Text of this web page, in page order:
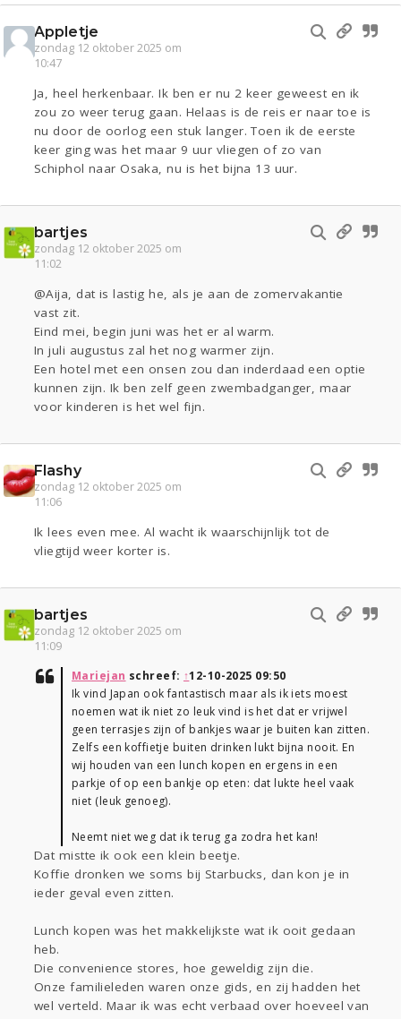
Appletje
zondag 12 oktober 2025 om
10:47
Ja, heel herkenbaar. Ik ben er nu 2 keer geweest en ik
zou zo weer terug gaan. Helaas is de reis er naar toe is
nu door de oorlog een stuk langer. Toen ik de eerste
keer ging was het maar 9 uur vliegen of zo van
Schiphol naar Osaka, nu is het bijna 13 uur.
bartjes
zondag 12 oktober 2025 om
11:02
@Aija, dat is lastig he, als je aan de zomervakantie
vast zit.
Eind mei, begin juni was het er al warm.
In juli augustus zal het nog warmer zijn.
Een hotel met een onsen zou dan inderdaad een optie
kunnen zijn. Ik ben zelf geen zwembadganger, maar
voor kinderen is het wel fijn.
Flashy
zondag 12 oktober 2025 om
11:06
Ik lees even mee. Al wacht ik waarschijnlijk tot de
vliegtijd weer korter is.
bartjes
zondag 12 oktober 2025 om
11:09
Mariejan schreef: ↑12-10-2025 09:50
Ik vind Japan ook fantastisch maar als ik iets moest
noemen wat ik niet zo leuk vind is het dat er vrijwel
geen terrasjes zijn of bankjes waar je buiten kan zitten.
Zelfs een koffietje buiten drinken lukt bijna nooit. En
wij houden van een lunch kopen en ergens in een
parkje of op een bankje op eten: dat lukte heel vaak
niet (leuk genoeg).
Neemt niet weg dat ik terug ga zodra het kan!
Dat mistte ik ook een klein beetje.
Koffie dronken we soms bij Starbucks, dan kon je in
ieder geval even zitten.
Lunch kopen was het makkelijkste wat ik ooit gedaan
heb.
Die convenience stores, hoe geweldig zijn die.
Onze familieleden waren onze gids, en zij hadden het
wel verteld. Maar ik was echt verbaad over hoeveel van